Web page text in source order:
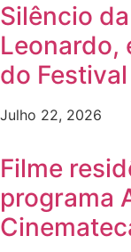
Silêncio
Leonardo,
do
Julho 22, 2026
Filme
programa